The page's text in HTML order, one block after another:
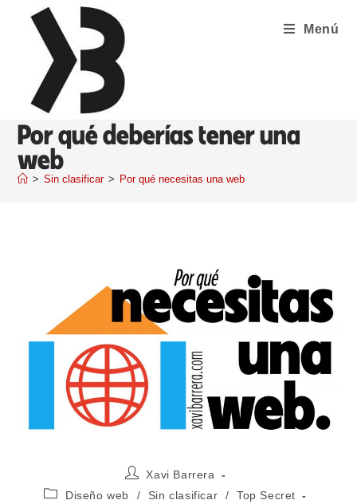
Menú
Por qué deberías tener una
web
> Sin clasificar > Por qué necesitas una web
Xavi Barrera
Diseño web
/ Sin clasificar /
Top Secret